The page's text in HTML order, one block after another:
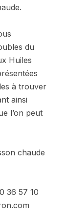
du
Huiles
à trouver
ainsi
l’on peut
chaude
36 57 10